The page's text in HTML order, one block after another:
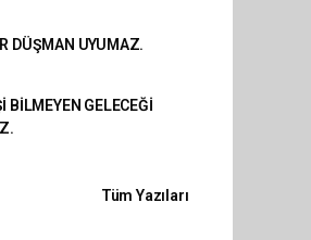
DÜŞMAN UYUMAZ.
BİLMEYEN GELECEĞİ
Tüm Yazıları